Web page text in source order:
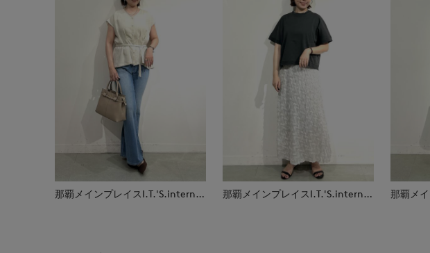
那覇メインプレイスI.T.'S.international 那覇メインプレイスI.T.'S.international